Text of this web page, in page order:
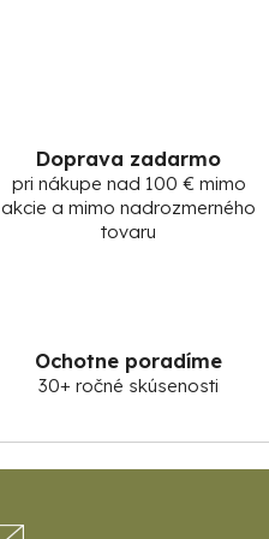
s
Doprava zadarmo
pri nákupe nad 100 € mimo
akcie a mimo nadrozmerného
tovaru
Ochotne poradíme
30+ ročné skúsenosti